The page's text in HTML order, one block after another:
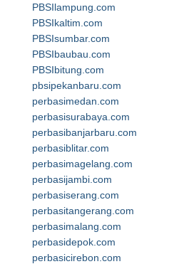
PBSIlampung.com
PBSIkaltim.com
PBSIsumbar.com
PBSIbaubau.com
PBSIbitung.com
pbsipekanbaru.com
perbasimedan.com
perbasisurabaya.com
perbasibanjarbaru.com
perbasiblitar.com
perbasimagelang.com
perbasijambi.com
perbasiserang.com
perbasitangerang.com
perbasimalang.com
perbasidepok.com
perbasicirebon.com